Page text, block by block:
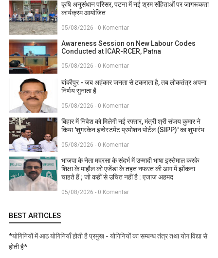
कृषि अनुसंधान परिसर, पटना में नई श्रम संहिताओं पर जागरूकता
कार्यक्रम आयोजित
05/08/2026 - 0 Komentar
Awareness Session on New Labour Codes
Conducted at ICAR-RCER, Patna
05/08/2026 - 0 Komentar
बांकीपुर - जब अहंकार जनता से टकराता है, तब लोकतंत्र अपना
निर्णय सुनाता है
05/08/2026 - 0 Komentar
बिहार में निवेश को मिलेगी नई रफ्तार, मंत्री श्री संजय कुमार ने
किया 'शुगरकेन इन्वेस्टमेंट प्रमोशन पोर्टल (SIPP)' का शुभारंभ
05/08/2026 - 0 Komentar
भाजपा के नेता मदरसा के संदर्भ में उन्मादी भाषा इस्तेमाल करके
शिक्षा के माहौल को एजेंडा के तहत नफरत की आग में झोंकना
चाहते हैं ; जो कहीं से उचित नहीं है : एजाज अहमद
05/08/2026 - 0 Komentar
BEST ARTICLES
*योगिनियों में आठ योगिनियाँ होती है प्रमुख - योगिनियों का सम्बन्ध तंत्र तथा योग विद्या से
होती है*